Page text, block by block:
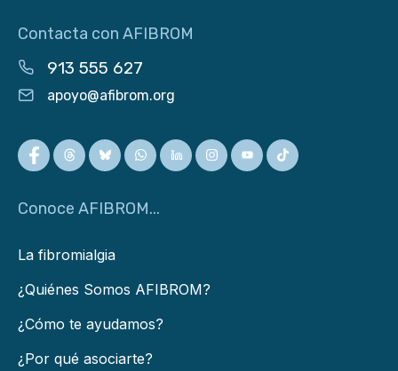
Contacta con AFIBROM
913 555 627
apoyo@afibrom.org
Conoce AFIBROM...
La fibromialgia
¿Quiénes Somos AFIBROM?
¿Cómo te ayudamos?
¿Por qué asociarte?